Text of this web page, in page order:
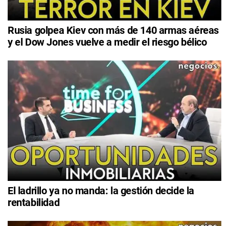
Rusia golpea Kiev con más de 140 armas aéreas
y el Dow Jones vuelve a medir el riesgo bélico
El ladrillo ya no manda: la gestión decide la
rentabilidad